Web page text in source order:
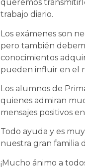
queremos
trabajo diario.
Los exámenes son
pero también
conocimientos
pueden influir en el
Los alumnos de
quienes admiran
mensajes positivos
Todo ayuda y es
nuestra gran familia
¡Mucho ánimo a